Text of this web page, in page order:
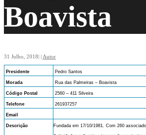
Boavista
31 Julho, 2018 Autor
Presidente Pedro Santos
Morada Rua das Palmeiras – Boavista
Código Postal 2560 – 411 Silveira
Telefone 261937257
Email
Descrição Fundada em 17/10/1981. Com 260